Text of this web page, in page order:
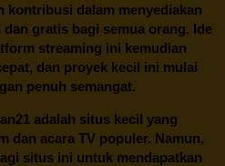
kontribusi dalam menyediakan
gratis bagi semua orang. Ide
streaming ini kemudian
dan proyek kecil ini mulai
penuh semangat.
adalah situs kecil yang
dan acara TV populer. Namun,
situs ini untuk mendapatkan